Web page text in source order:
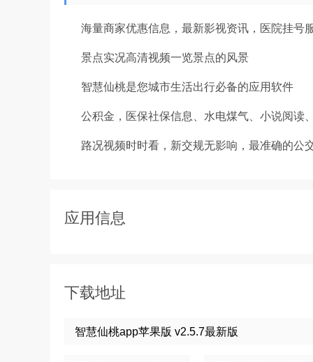
海量商家优惠信息，最新影视资讯，医院挂号
景点实况高清视频一览景点的风景
智慧仙桃是您城市生活出行必备的应用软件
公积金，医保社保信息、水电煤气、小说阅读
路况视频时时看，新交规无影响，最准确的公
应用信息
下载地址
智慧仙桃app苹果版 v2.5.7最新版